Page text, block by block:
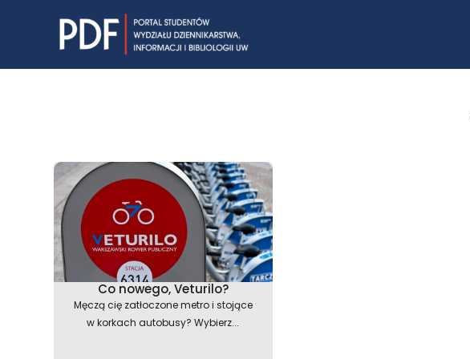
Co nowego, Veturilo?
Męczą cię zatłoczone metro i stojące
w korkach autobusy? Wybierz...